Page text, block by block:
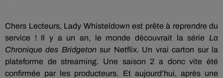
Chers Lecteurs, Lady Whisteldown est prête à reprendre du
service ! Il y a un an, le monde découvrait la série La
Chronique des Bridgetonsur Netflix. Un vrai carton sur la
plateforme de streaming. Une saison 2 a donc vite été
confirmée par les producteurs. Et aujourd’hui, après une